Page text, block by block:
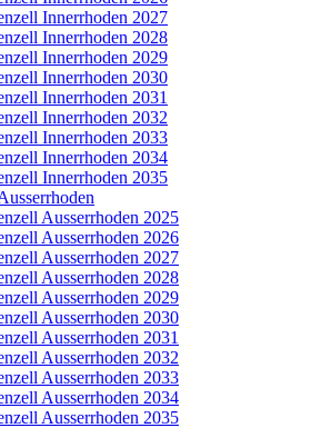
Innerrhoden 2027
Innerrhoden 2028
Innerrhoden 2029
Innerrhoden 2030
Innerrhoden 2031
Innerrhoden 2032
Innerrhoden 2033
Innerrhoden 2034
Innerrhoden 2035
Ausserrhoden 2025
Ausserrhoden 2026
Ausserrhoden 2027
Ausserrhoden 2028
Ausserrhoden 2029
Ausserrhoden 2030
Ausserrhoden 2031
Ausserrhoden 2032
Ausserrhoden 2033
Ausserrhoden 2034
Ausserrhoden 2035